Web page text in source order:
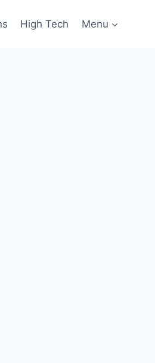
High Tech Menu